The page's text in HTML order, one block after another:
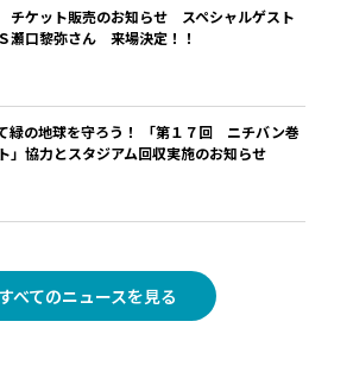
チケット販売のお知らせ スペシャルゲスト
瀬口黎弥さん 来場決定！！
緑の地球を守ろう！ 「第１７回 ニチバン巻
」協力とスタジアム回収実施のお知らせ
すべてのニュースを見る